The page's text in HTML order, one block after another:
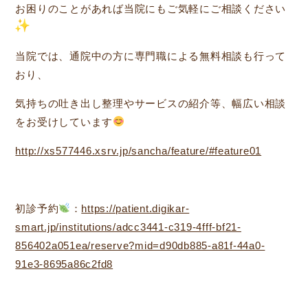
お困りのことがあれば当院にもご気軽にご相談ください
当院では、通院中の方に専門職による無料相談も行って
おり、
気持ちの吐き出し整理やサービスの紹介等、幅広い相談
をお受けしています
http://xs577446.xsrv.jp/sancha/feature/#feature01
初診予約 ： https://patient.digikar-
smart.jp/institutions/adcc3441-c319-4fff-bf21-
856402a051ea/reserve?mid=d90db885-a81f-44a0-
91e3-8695a86c2fd8